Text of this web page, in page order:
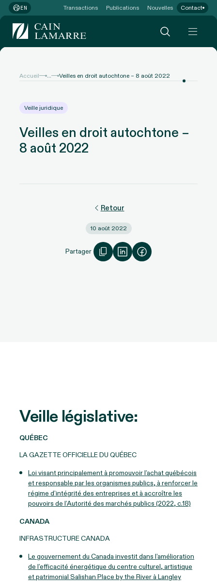
EN Transactions Publications Nouvelles Contact
Accueil ... Veilles en droit autochtone – 8 août 2022
Veille juridique
Veilles en droit autochtone –
8 août 2022
Retour
10 août 2022
Partager
Veille législative:
QUÉBEC
LA GAZETTE OFFICIELLE DU QUÉBEC
Loi visant principalement à promouvoir l’achat québécois
et responsable par les organismes publics, à renforcer le
régime d’intégrité des entreprises et à accroître les
pouvoirs de l’Autorité des marchés publics (2022, c.18)
CANADA
INFRASTRUCTURE CANADA
Le gouvernement du Canada investit dans l’amélioration
de l’efficacité énergétique du centre culturel, artistique
et patrimonial Salishan Place by the River à Langley